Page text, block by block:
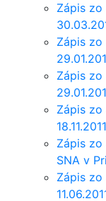
Zápis zo
Zápis zo
Zápis zo
Zápis zo
18.11.2011
Zápis zo
SNA v
Zápis zo